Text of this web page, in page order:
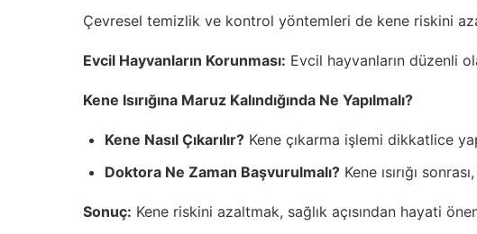
Çevresel temizlik ve kontrol yöntemleri de kene riskini
Evcil Hayvanların Korunması: Evcil hayvanların düzenli
Kene Isırığına Maruz Kalındığında Ne Yapılmalı?
Kene Nasıl Çıkarılır? Kene çıkarma işlemi dikkatlice
Doktora Ne Zaman Başvurulmalı? Kene ısırığı
Sonuç: Kene riskini azaltmak, sağlık açısından hayati